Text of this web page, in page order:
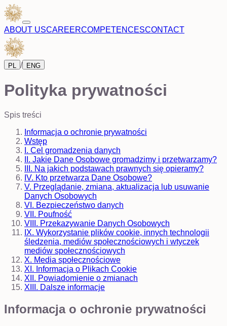
ABOUT USCAREERCOMPETENCESCONTACT
PL / ENG
Polityka prywatności
Spis treści
Informacja o ochronie prywatności
Wstęp
I. Cel gromadzenia danych
II. Jakie Dane Osobowe gromadzimy i przetwarzamy?
III. Na jakich podstawach prawnych się opieramy?
IV. Kto przetwarza Dane Osobowe?
V. Przeglądanie, zmiana, aktualizacja lub usuwanie
Danych Osobowych
VI. Bezpieczeństwo danych
VII. Poufność
VIII. Przekazywanie Danych Osobowych
IX. Wykorzystanie plików cookie, innych technologii
śledzenia, mediów społecznościowych i wtyczek
mediów społecznościowych
X. Media społecznościowe
XI. Informacja o Plikach Cookie
XII. Powiadomienie o zmianach
XIII. Dalsze informacje
Informacja o ochronie prywatności